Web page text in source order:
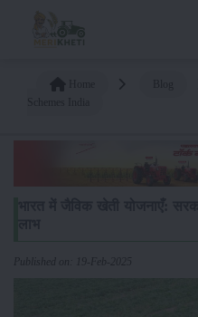
Published on: 19-Feb-2025